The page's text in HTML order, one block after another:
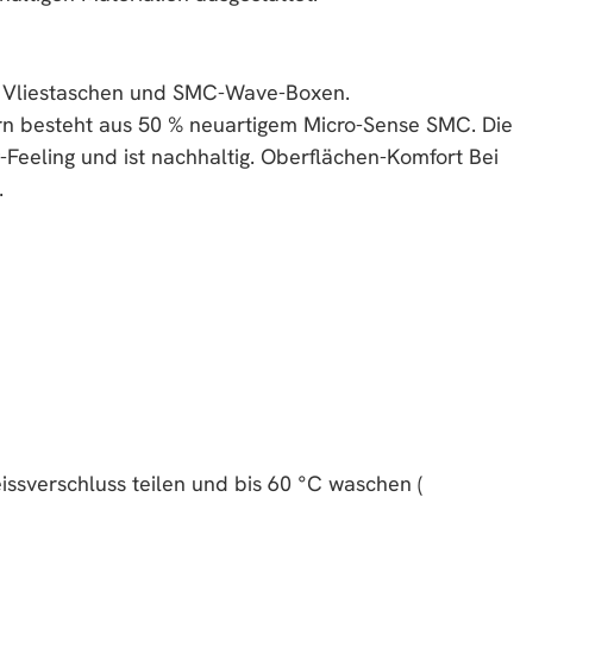
und SMC-Wave-Boxen.
aus 50 % neuartigem Micro-Sense SMC. Die
und ist nachhaltig. Oberflächen-Komfort Bei
teilen und bis 60 °C waschen (